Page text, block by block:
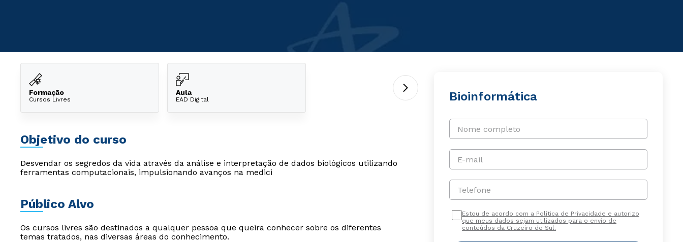
Formação
Cursos Livres
Aula
EAD Digital
Objetivo do curso
Desvendar os segredos da vida através da análise e interpretação de dados biológicos utilizando
ferramentas computacionais, impulsionando avanços na medici
Público Alvo
Os cursos livres são destinados a qualquer pessoa que queira conhecer sobre os diferentes
temas tratados, nas diversas áreas do conhecimento.
Bioinformática
Nome completo
E-mail
Telefone
Estou de acordo com a Política de Privacidade e autorizo
que meus dados sejam utilizados para o envio de
conteúdos da Cruzeiro do Sul.